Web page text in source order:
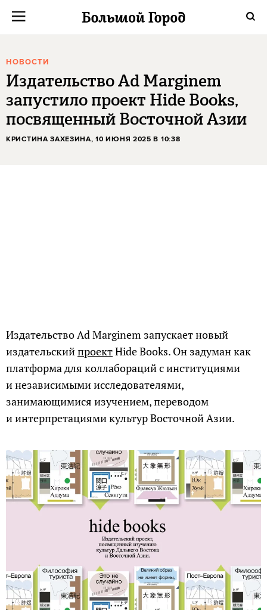
НОВОСТИ
Издательство Ad Marginem
запустило проект Hide Books,
посвященный Восточной Азии
КРИСТИНА ЗАХЕЗИНА, 10 ИЮНЯ 2025 В 10:38
Издательство Ad Marginem запускает новый
издательскийпроектHide Books. Он задуман как
платформа для коллабораций с институциями
и независимыми исследователями,
занимающимися изучением, переводом
и интерпретациями культур Восточной Азии.